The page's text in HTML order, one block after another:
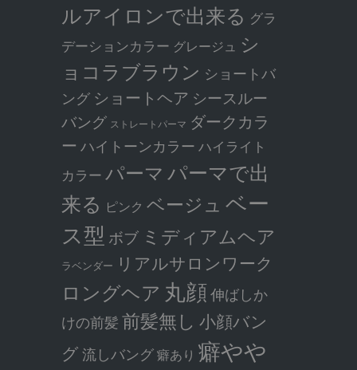
ルアイロンで出来る グラ
デーションカラー グレージュ シ
ョコラブラウン ショートバ
ング ショートヘア シースルー
バング ストレートパーマ ダークカラ
ー ハイトーンカラー ハイライト
カラー パーマ パーマで出
来る ピンク ベージュ ベー
ス型 ボブ ミディアムヘア
ラベンダー リアルサロンワーク
ロングヘア 丸顔伸ばしか
けの前髪前髪無し 小顔バン
グ流しバング癖あり 癖やや